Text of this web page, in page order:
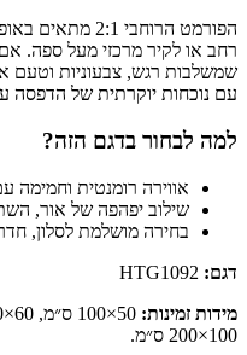
הפורמט הרוחבי
רחב או לקיר מרכזי מעל ספה.
שמשלבות רגש, צבעוניות וטעם
עם נוכחות יוקרתית של הדפסה
למה לבחור בדגם הזה?
אווירה רומנטית
שילוב יפהפה של אור,
בחירה מושלמת לסלון,
דגם:
מידות זמינות:
100×200 ס״מ.